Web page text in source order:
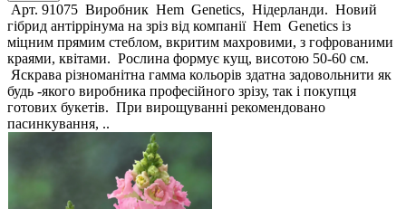
Арт. 91075 Виробник Hem Genetics, Нідерланди. Новий
гібрид антіррінума на зріз від компанії Hem Genetics із
міцним прямим стеблом, вкритим махровими, з гофрованими
краями, квітами. Рослина формує кущ, висотою 50-60 см.
Яскрава різноманітна гамма кольорів здатна задовольнити як
будь -якого виробника професійного зрізу, так і покупця
готових букетів. При вирощуванні рекомендовано
пасинкування, ..